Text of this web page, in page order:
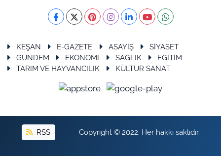
KEŞAN E-GAZETE ASAYİŞ
SİYASET
GÜNDEM
EKONOMİ SAĞLIK
EĞİTİM
TARIM VE HAYVANCILIK
KÜLTÜR SANAT
RSS Copyright © 2022. Her hakkı saklıdır.